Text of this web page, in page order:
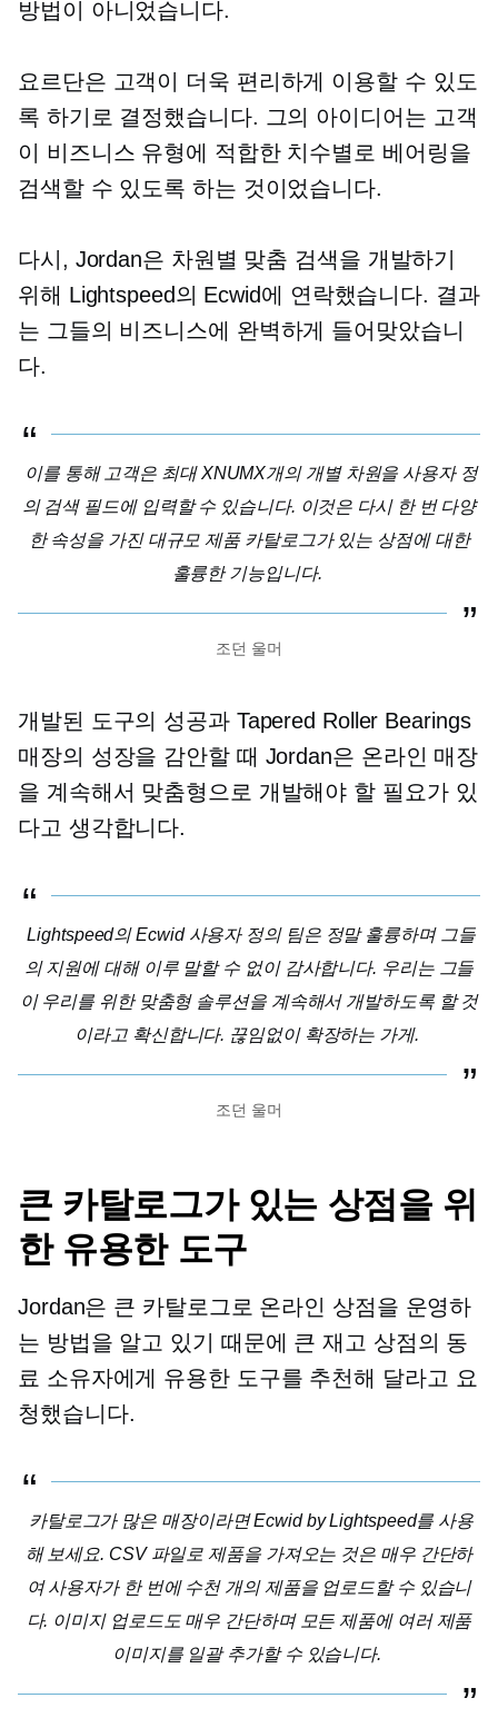
방법이 아니었습니다.
요르단은 고객이 더욱 편리하게 이용할 수 있도
록 하기로 결정했습니다. 그의 아이디어는 고객
이 비즈니스 유형에 적합한 치수별로 베어링을
검색할 수 있도록 하는 것이었습니다.
다시, Jordan은 차원별 맞춤 검색을 개발하기
위해 Lightspeed의 Ecwid에 연락했습니다. 결과
는 그들의 비즈니스에 완벽하게 들어맞았습니
다.
이를 통해 고객은 최대 XNUMX개의 개별 차원을 사용자 정
의 검색 필드에 입력할 수 있습니다. 이것은 다시 한 번 다양
한 속성을 가진 대규모 제품 카탈로그가 있는 상점에 대한
훌륭한 기능입니다.
조던 울머
개발된 도구의 성공과 Tapered Roller Bearings
매장의 성장을 감안할 때 Jordan은 온라인 매장
을 계속해서 맞춤형으로 개발해야 할 필요가 있
다고 생각합니다.
Lightspeed의 Ecwid 사용자 정의 팀은 정말 훌륭하며 그들
의 지원에 대해 이루 말할 수 없이 감사합니다. 우리는 그들
이 우리를 위한 맞춤형 솔루션을 계속해서 개발하도록 할 것
이라고 확신합니다. 끊임없이 확장하는 가게.
조던 울머
큰 카탈로그가 있는 상점을 위
한 유용한 도구
Jordan은 큰 카탈로그로 온라인 상점을 운영하
는 방법을 알고 있기 때문에 큰 재고 상점의 동
료 소유자에게 유용한 도구를 추천해 달라고 요
청했습니다.
카탈로그가 많은 매장이라면 Ecwid by Lightspeed를 사용
해 보세요. CSV 파일로 제품을 가져오는 것은 매우 간단하
여 사용자가 한 번에 수천 개의 제품을 업로드할 수 있습니
다. 이미지 업로드도 매우 간단하며 모든 제품에 여러 제품
이미지를 일괄 추가할 수 있습니다.